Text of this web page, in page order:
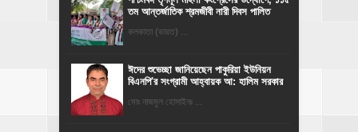
তম আন্তর্জাতিক শ্রমজীবী নারী দিবস পালিত
কলকাতা (ভারত) ...
ঈদের শুভেচ্ছা জানিয়েছেন পাকুরিয়া ইউনিয়ন
বিএনপি'র সংগ্রামী আহ্বায়ক আ: হালিম সরকার
মোঃ নাজমুল হোসাইনঃ ...